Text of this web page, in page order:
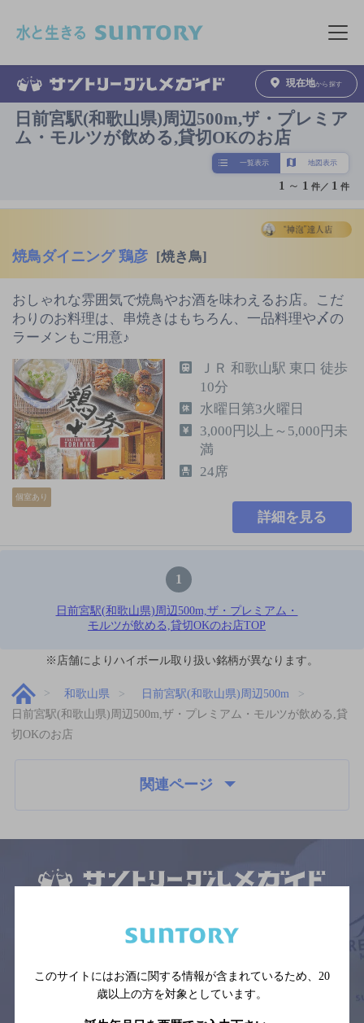
メニュ
現在地から探す
日前宮駅(和歌山県)周辺500m,ザ・プレミア
ム・モルツが飲める,貸切OKのお店
一覧表示 地図表示
1 ～ 1 件／ 1 件
焼鳥ダイニング 鶏彦 [焼き鳥]
おしゃれな雰囲気で焼鳥やお酒を味わえるお店。こだ
わりのお料理は、串焼きはもちろん、一品料理や〆の
ラーメンもご用意♪
個室あり
ＪＲ 和歌山駅 東口 徒歩
10分
水曜日第3火曜日
3,000円以上～5,000円未
満
24席
詳細を見る
1
日前宮駅(和歌山県)周辺500m,ザ・プレミアム・
モルツが飲める,貸切OKのお店TOP
※店舗によりハイボール取り扱い銘柄が異なります。
和歌山県
日前宮駅(和歌山県)周辺500m
日前宮駅(和歌山県)周辺500m,ザ・プレミアム・モルツが飲める,貸
切OKのお店
関連ページ
※それぞれのお店のメニューや営業時間などの掲載情報については、
予告なしに変更されることがありますので、
す。
このサイトにはお酒に関する情報が含まれているため、 20
歳以上の方を対象としています。